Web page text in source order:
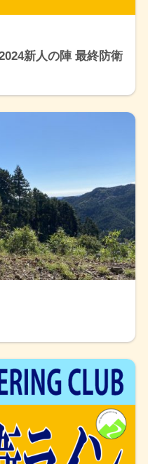
新人の陣 最終防衛